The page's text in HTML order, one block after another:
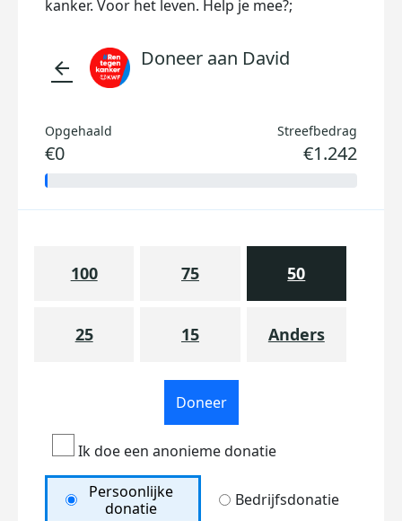
kanker. Voor het leven. Help je mee?;
arrow_back Doneer aan David
Opgehaald
€0
Streefbedrag
€1.242
100 75 50
25 15 Anders
Doneer
Ik doe een anonieme donatie
Persoonlijke
donatie
Bedrijfsdonatie